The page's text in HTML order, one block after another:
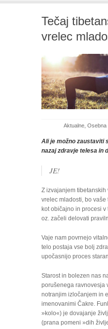
Tečaj
vrelec
Aktualne Osebna
Ali je možno zaustaviti
nazaj zdravje telesa in
JE!
Z izvajanjem tibetanskih
vrelec mladosti, bo
kot običajno in procesi
oz. začeli delovati
Vaje nam povrnejo
telo postaja vse bolj
upočasnijo proces
Starost in bolezen nas
porušenega ravnovesja
notranjim izločanjem in
imenovanimi Čakre.
»kolo«) je dovajanje
(prana pomeni »dih